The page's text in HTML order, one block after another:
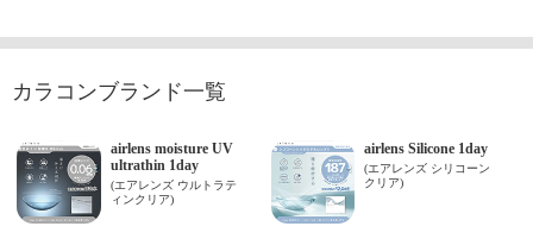
カラコンブランド一覧